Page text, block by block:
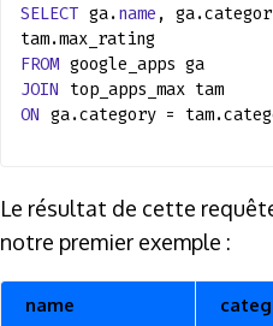
SELECT ga.name ,
tam.max_rating
FROM google_apps ga
JOIN top_apps_max tam
ON ga.category =
Le résultat de cette
notre premier exemple :
name